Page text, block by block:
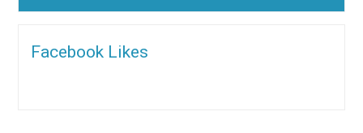
Alternative:
Facebook Likes